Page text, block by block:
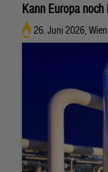
Kann Europa
26. Juni 2026, Wien